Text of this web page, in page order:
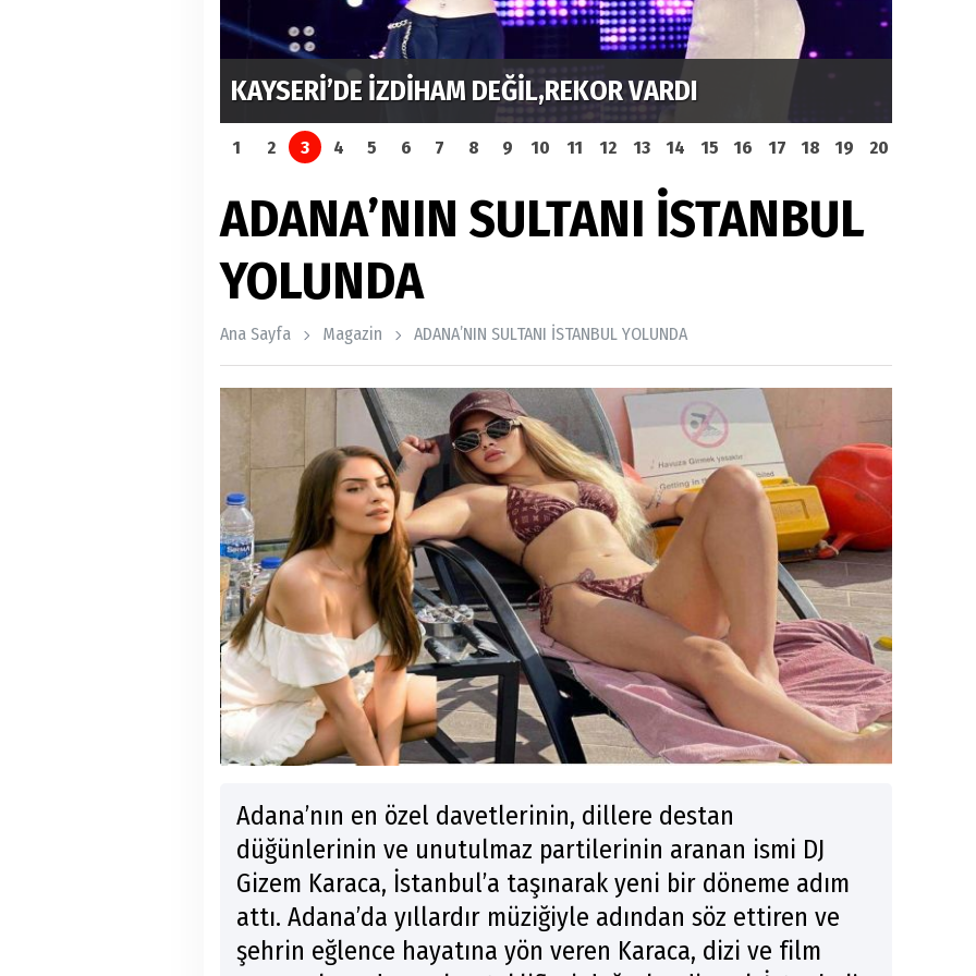
MUSTAFA SANDAL İLE AYNI SAHNEDE PARLADI
1 2 3 4 5 6 7 8 9 10 11 12 13 14 15 16 17 18 19 20
ADANA’NIN SULTANI İSTANBUL
YOLUNDA
Ana Sayfa Magazin ADANA’NIN SULTANI İSTANBUL YOLUNDA
Adana’nın en özel davetlerinin, dillere destan
düğünlerinin ve unutulmaz partilerinin aranan ismi DJ
Gizem Karaca, İstanbul’a taşınarak yeni bir döneme adım
attı. Adana’da yıllardır müziğiyle adından söz ettiren ve
şehrin eğlence hayatına yön veren Karaca, dizi ve film